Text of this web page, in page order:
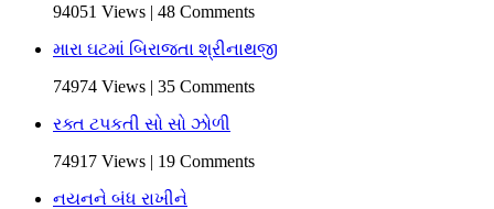
94051 Views | 48 Comments
મારા ઘટમાં બિરાજતા શ્રીનાથજી
74974 Views | 35 Comments
રક્ત ટપકતી સો સો ઝોળી
74917 Views | 19 Comments
નયનને બંધ રાખીને